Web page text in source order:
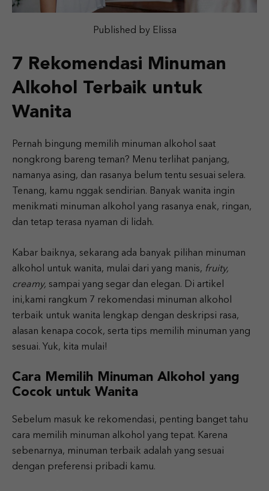
Published by Elissa
7 Rekomendasi Minuman
Alkohol Terbaik untuk
Wanita
Pernah bingung memilih minuman alkohol saat
nongkrong bareng teman? Menu terlihat panjang,
namanya asing, dan rasanya belum tentu sesuai selera.
Tenang, kamu nggak sendirian. Banyak wanita ingin
menikmati minuman alkohol yang rasanya enak, ringan,
dan tetap terasa nyaman di lidah.
Kabar baiknya, sekarang ada banyak pilihan minuman
alkohol untuk wanita, mulai dari yang manis, fruity,
creamy, sampai yang segar dan elegan. Di artikel
ini,kami rangkum 7 rekomendasi minuman alkohol
terbaik untuk wanita lengkap dengan deskripsi rasa,
alasan kenapa cocok, serta tips memilih minuman yang
sesuai. Yuk, kita mulai!
Cara Memilih Minuman Alkohol yang
Cocok untuk Wanita
Sebelum masuk ke rekomendasi, penting banget tahu
cara memilih minuman alkohol yang tepat. Karena
sebenarnya, minuman terbaik adalah yang sesuai
dengan preferensi pribadi kamu.